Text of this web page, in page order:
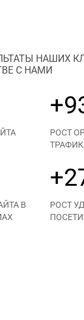
НАШИХ
С НАМИ
РОСТ
В
РОСТ